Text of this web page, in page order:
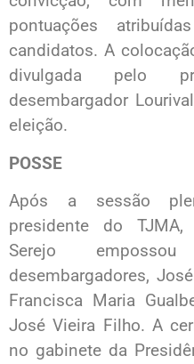
pontuações
candidatos. A
divulgada pelo
desembargador
eleição.
POSSE
Após a sessão
presidente do TJMA,
Serejo
desembargadores,
Francisca Maria
José Vieira Filho. A
no gabinete da